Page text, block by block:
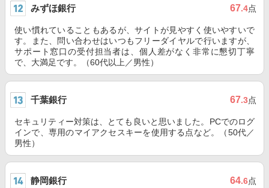
みずほ銀行 67.4点
使い慣れていることもあるが、サイトが見やすく使いやすいで
す。また、問い合わせはいつもフリーダイヤルで行いますが、
サポート窓口の受付担当者は、個人差がなく非常に懇切丁寧
で、大満足です。（60代以上／男性）
千葉銀行 67.3点
セキュリティー対策は、とても良いと思いました。PCでのログ
インで、専用のマイアクセスキーを使用する点など。（50代／
男性）
静岡銀行 64.6点